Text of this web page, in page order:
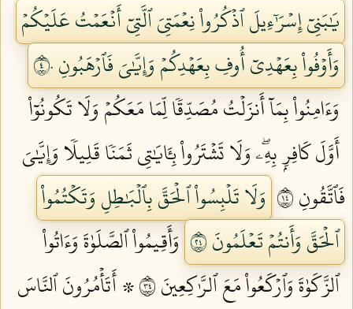
يَٰبَنِيٓ إِسۡرَٰٓءِيلَ ٱذۡكُرُواْ نِعۡمَتِيَ ٱلَّتِيٓ أَنۡعَمۡتُ عَلَيۡكُمۡ
وَأَوۡفُواْ بِعَهۡدِيٓ أُوفِ بِعَهۡدِكُمۡ وَإِيَّٰيَ فَٱرۡهَبُونِ ٤٠
وَءَامِنُواْ بِمَآ أَنزَلۡتُ مُصَدِّقٗا لِّمَا مَعَكُمۡ وَلَا تَكُونُوٓاْ
أَوَّلَ كَافِرِۭ بِهِۦۖ وَلَا تَشۡتَرُواْ بِـَٔايَٰتِي ثَمَنٗا قَلِيلٗا وَإِيَّٰيَ
فَٱتَّقُونِ ٤١
وَلَا تَلۡبِسُواْ ٱلۡحَقَّ بِٱلۡبَٰطِلِ وَتَكۡتُمُواْ
ٱلۡحَقَّ وَأَنتُمۡ تَعۡلَمُونَ ٤٢
وَأَقِيمُواْ ٱلصَّلَوٰةَ وَءَاتُواْ
ٱلزَّكَوٰةَ وَٱرۡكَعُواْ مَعَ ٱلرَّٰكِعِينَ ٤٣
۞ أَتَأۡمُرُونَ ٱلنَّاسَ